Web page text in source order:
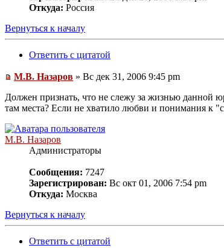
Откуда: Россия
Вернуться к началу
Ответить с цитатой
М.В. Назаров » Вс дек 31, 2006 9:45 pm
Должен признать, что не слежу за жизнью данной
там места? Если не хватило любви и понимания к
М.В. Назаров
Администраторы
Сообщения: 7247
Зарегистрирован: Вс окт 01, 2006 7:54 pm
Откуда: Москва
Вернуться к началу
Ответить с цитатой